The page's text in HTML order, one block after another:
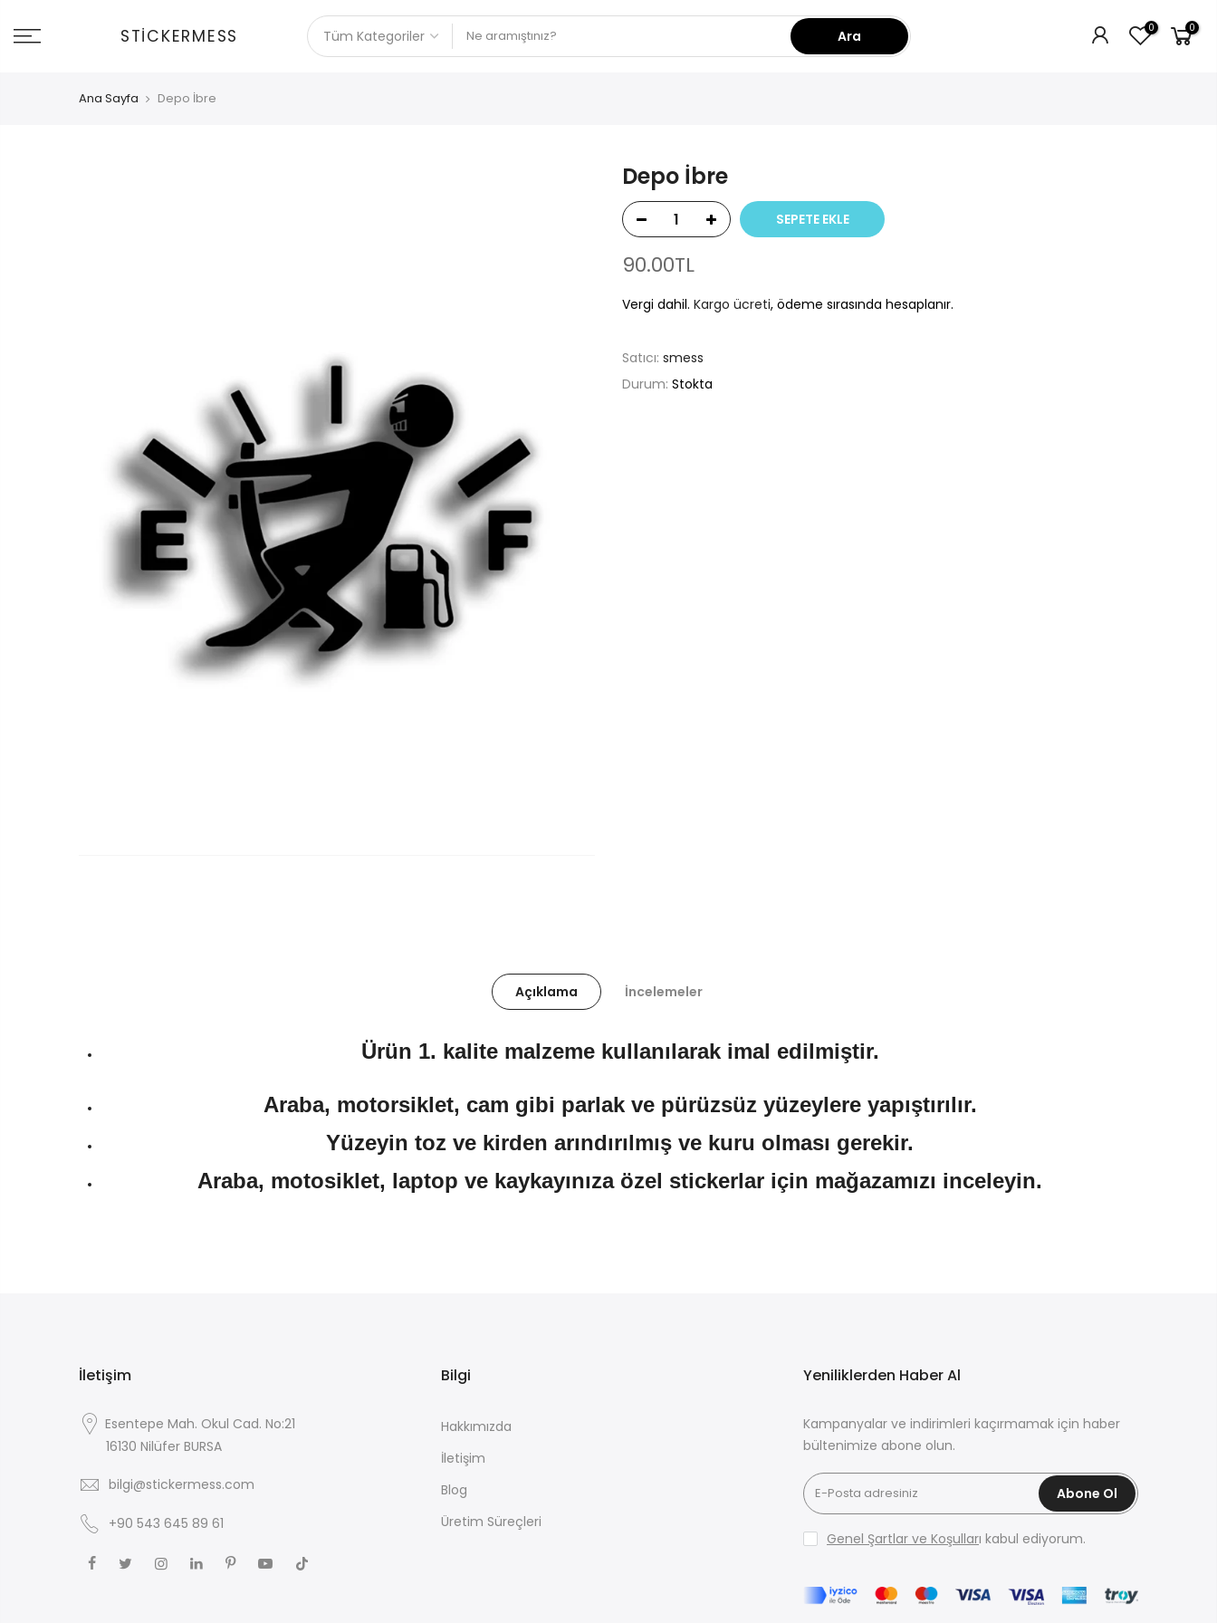
git
STICKERMESS Ara 0 0
Ana Sayfa Depo İbre
Depo İbre
SEPETE EKLE
90.00TL
Vergi dahil. Kargo ücreti, ödeme sırasında hesaplanır.
Satıcı: smess
Durum: Stokta
Açıklama İncelemeler
Ürün 1. kalite malzeme kullanılarak imal edilmiştir.
Araba, motorsiklet, cam gibi parlak ve pürüzsüz yüzeylere yapıştırılır.
Yüzeyin toz ve kirden arındırılmış ve kuru olması gerekir.
Araba, motosiklet, laptop ve kaykayınıza özel stickerlar için mağazamızı inceleyin.
İletişim
Esentepe Mah. Okul Cad. No:21
16130 Nilüfer BURSA
bilgi@stickermess.com
+90 543 645 89 61
Bilgi
Hakkımızda
İletişim
Blog
Üretim Süreçleri
Yeniliklerden Haber Al
Kampanyalar ve indirimleri kaçırmamak için haber
bültenimize abone olun.
Abone Ol
Genel Şartlar ve Koşulları kabul ediyorum.